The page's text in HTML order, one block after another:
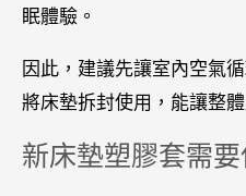
眠體驗。
因此，建議先讓室內空氣
將床墊拆封使用，能讓整
新床墊塑膠套需要